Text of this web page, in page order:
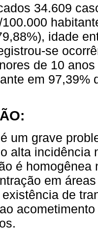
34.609
idade
se
de 10
em 97,39%
um grave
alta incidência
é homogênea
em
de